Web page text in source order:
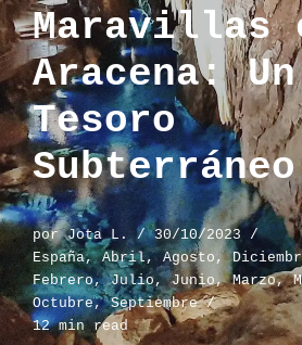
Maravillas
Aracena: Un
Tesoro
Subterráneo
porJota L.
30/10/2023
España,Abril, Agosto ,
Febrero,Julio,Junio,Marzo,
Octubre,Septiembre
12 min read